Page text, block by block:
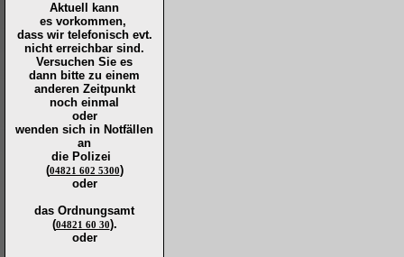
Aktuell kann
es vorkommen,
dass wir telefonisch evt.
nicht erreichbar sind.
Versuchen Sie es
dann bitte zu einem
anderen Zeitpunkt
noch einmal
oder
wenden sich in Notfällen
an
die Polizei
(04821 602 5300)
oder
das Ordnungsamt
(04821 60 30).
oder